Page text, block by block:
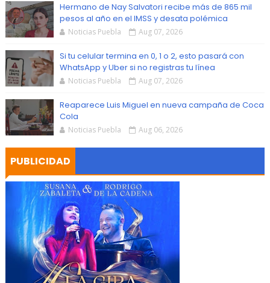
Hermano de Nay Salvatori recibe más de 865 mil
pesos al año en el IMSS y desata polémica
Noticias Puebla Aug 07, 2026
Si tu celular termina en 0, 1 o 2, esto pasará con
WhatsApp y Uber si no registras tu línea
Noticias Puebla Aug 07, 2026
Reaparece Luis Miguel en nueva campaña de Coca
Cola
Noticias Puebla Aug 06, 2026
PUBLICIDAD